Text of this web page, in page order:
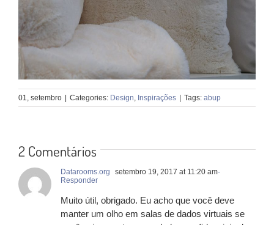
01, setembro Categories: Design, Inspirações Tags: abup
2 Comentários
Datarooms.org setembro 19, 2017 at 11:20 am-
Responder
Muito útil, obrigado. Eu acho que você deve
manter um olho em salas de dados virtuais se